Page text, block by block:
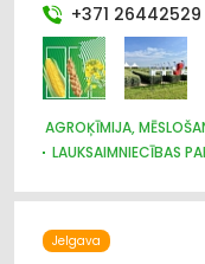
+371 26442529
AGROĶĪMIJA,
LAUKSAIMNIECĪBAS
DĀRZA TEHNIKA UN
Jelgava